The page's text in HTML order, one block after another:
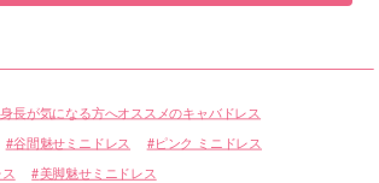
長が気になる方へオススメのキャバドレス
谷間魅せミニドレス ピンク ミニドレス
美脚魅せミニドレス